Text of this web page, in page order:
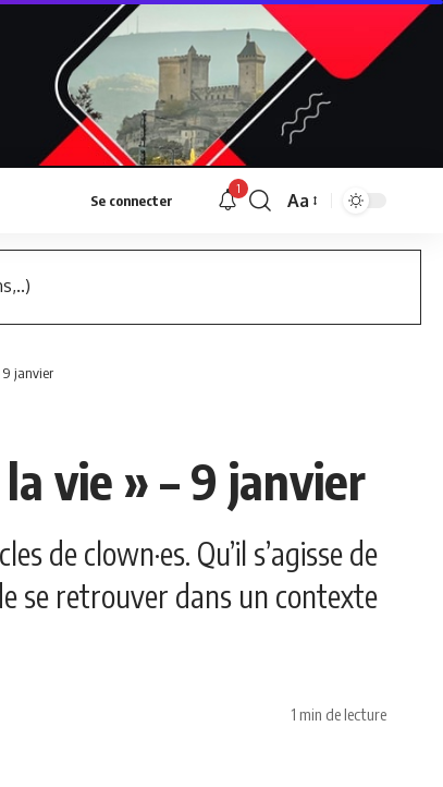
Se connecter
1
Font
Aa
9 janvier
vie » – 9 janvier
de clown·es. Qu’il s’agisse de
se retrouver dans un contexte
1 min de lecture